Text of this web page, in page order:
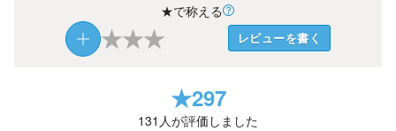
★で称える
★★★ レビューを書く
★297
131 人が評価しました